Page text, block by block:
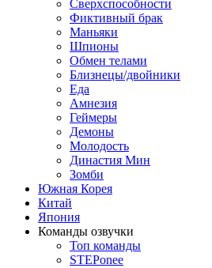
Сверхспособности
Фиктивный брак
Маньяки
Шпионы
Обмен телами
Близнецы/двойники
Еда
Амнезия
Геймеры
Демоны
Молодость
Династия Мин
Зомби
Южная Корея
Китай
Япония
Команды озвучки
Топ команды
STEPonee